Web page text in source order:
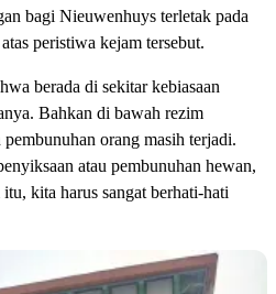
bagi Nieuwenhuys terletak pada
peristiwa kejam tersebut.
berada di sekitar kebiasaan
Bahkan di bawah rezim
orang masih terjadi.
atau pembunuhan hewan,
kita harus sangat berhati-hati